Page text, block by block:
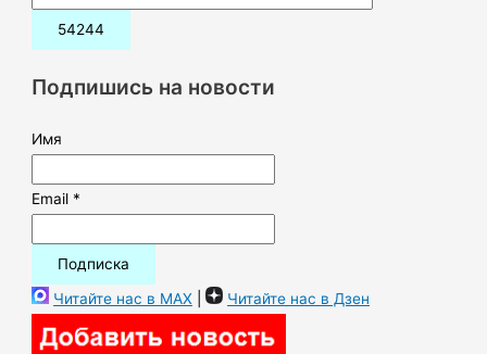
и
:Подпишись на новости
Имя
Email *
Читайте нас в MAX | Читайте нас в Дзен